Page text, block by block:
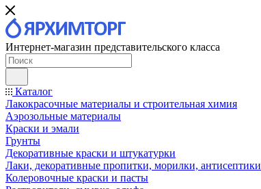
Интернет-магазин представительского класса
Каталог
Лакокрасочные материалы и строительная химия
Аэрозольные материалы
Краски и эмали
Грунты
Декоративные краски и штукатурки
Лаки, декоративные пропитки, морилки, антисептики
Колеровочные краски и пасты